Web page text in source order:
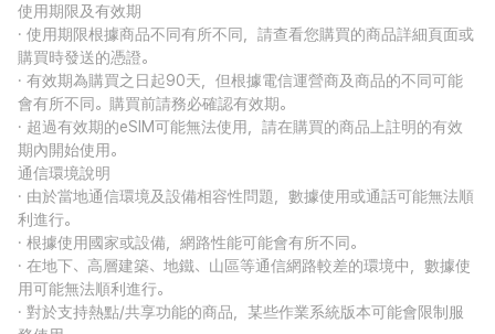
使用期限及有效期
· 使用期限根據商品不同有所不同，請查看您購買的商品詳細頁面或
購買時發送的憑證。
· 有效期為購買之日起90天，但根據電信運營商及商品的不同可能
會有所不同。購買前請務必確認有效期。
· 超過有效期的eSIM可能無法使用，請在購買的商品上註明的有效
期內開始使用。
通信環境說明
· 由於當地通信環境及設備相容性問題，數據使用或通話可能無法順
利進行。
· 根據使用國家或設備，網路性能可能會有所不同。
· 在地下、高層建築、地鐵、山區等通信網路較差的環境中，數據使
用可能無法順利進行。
· 對於支持熱點/共享功能的商品，某些作業系統版本可能會限制服